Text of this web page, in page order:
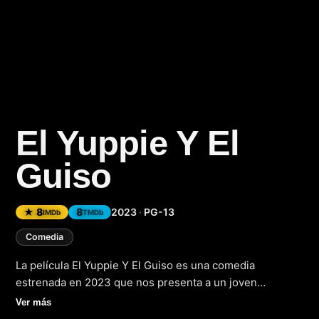
El Yuppie Y El
Guiso (2023)
★ 8IMDb 8TMDb 2023 · PG-13
Comedia
La película El Yuppie Y El Guiso es una comedia
estrenada en 2023 que nos presenta a un joven
ejecutivo, un auténtico yuppie, que se ve envuelto en
Ver más